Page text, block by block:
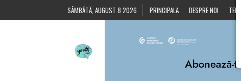
SÂMBĂTĂ, AUGUST 8 2026 PRINCIPALA DESPRE NOI